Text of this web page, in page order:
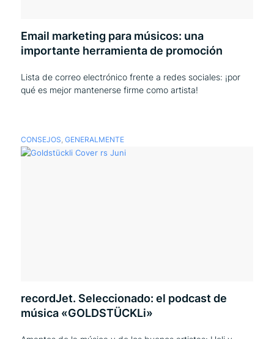
Email marketing para músicos: una
importante herramienta de promoción
Lista de correo electrónico frente a redes sociales: ¡por
qué es mejor mantenerse firme como artista!
CONSEJOS, GENERALMENTE
recordJet. Seleccionado: el podcast de
música «GOLDSTÜCKLi»